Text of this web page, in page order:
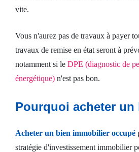
vite.
Vous n'aurez pas de travaux à payer
travaux de remise en état seront à
notamment si le DPE (diagnostic de
énergétique) n'est pas bon.
Pourquoi acheter un
Acheter un bien immobilier occupé
stratégie d'investissement immobilier